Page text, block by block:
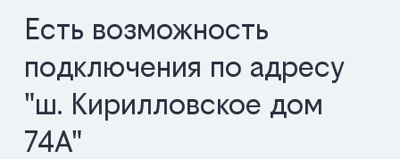
Есть возможность
подключения по адресу
"ш. Кирилловское дом
74А"